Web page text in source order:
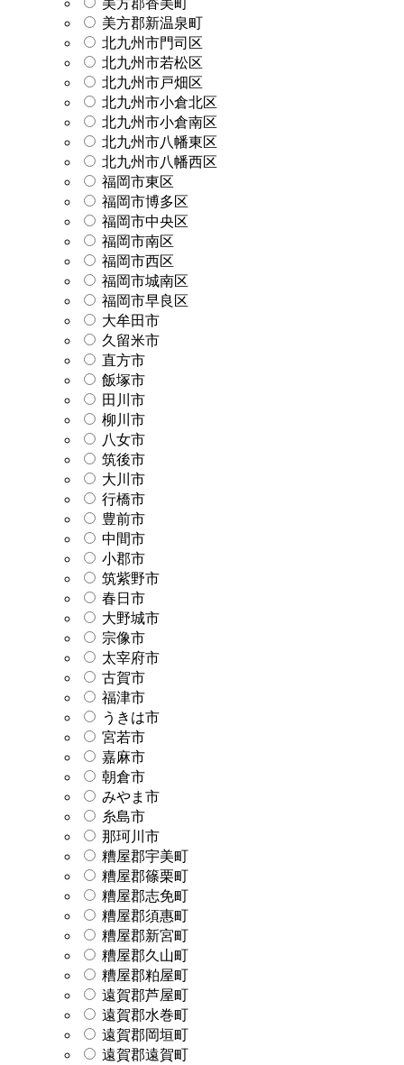
美方郡新温泉町
北九州市門司区
北九州市若松区
北九州市戸畑区
北九州市小倉北区
北九州市小倉南区
北九州市八幡東区
北九州市八幡西区
福岡市東区
福岡市博多区
福岡市中央区
福岡市南区
福岡市西区
福岡市城南区
福岡市早良区
大牟田市
久留米市
直方市
飯塚市
田川市
柳川市
八女市
筑後市
大川市
行橋市
豊前市
中間市
小郡市
筑紫野市
春日市
大野城市
宗像市
太宰府市
古賀市
福津市
うきは市
宮若市
嘉麻市
朝倉市
みやま市
糸島市
那珂川市
糟屋郡宇美町
糟屋郡篠栗町
糟屋郡志免町
糟屋郡須惠町
糟屋郡新宮町
糟屋郡久山町
糟屋郡粕屋町
遠賀郡芦屋町
遠賀郡水巻町
遠賀郡岡垣町
遠賀郡遠賀町